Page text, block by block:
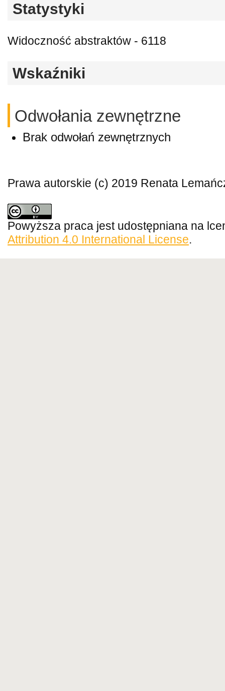
Statystyki
Widoczność abstraktów - 6118
Wskaźniki
Odwołania zewnętrzne
Brak odwołań zewnętrznych
Prawa autorskie (c) 2019 Renata
Powyższa praca jest udostępniana na
Attribution 4.0 International License.